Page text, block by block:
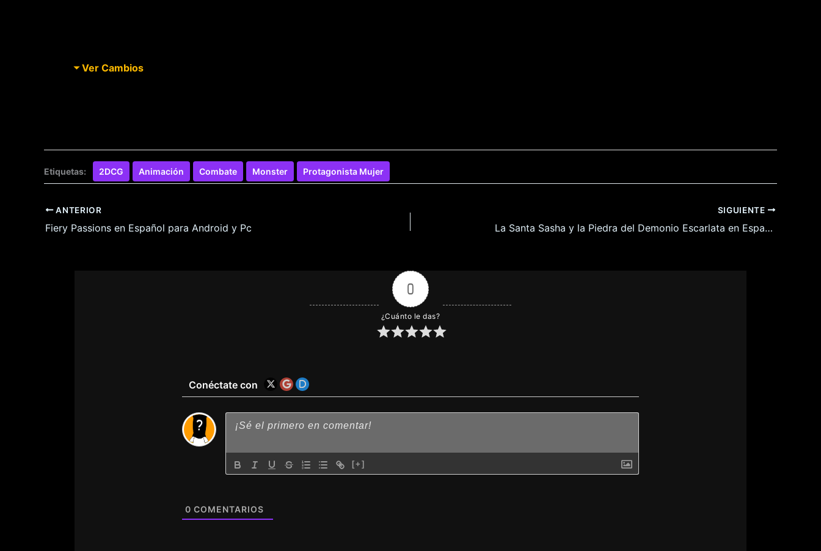
Ver Cambios
Etiquetas: 2DCG Animación Combate Monster Protagonista Mujer
ANTERIOR
Fiery Passions en Español para Android y Pc
SIGUIENTE
La Santa Sasha y la Piedra del Demonio Escarlata en Español para Android y Pc
0
¿Cuánto le das?
Conéctate con
[+]
0 COMENTARIOS